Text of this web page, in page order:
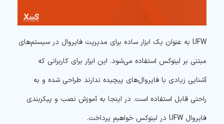
UFW به عنوان یک ابزار ساده برای مدیریت فایروال در سیستم‌های
مبتنی بر لینوکس استفاده می‌شود. این ابزار برای کاربرانی که
آشنایی زیادی با فایروال‌های پیچیده ندارند طراحی شده و به
راحتی قابل استفاده است. در اینجا به آموزش نصب و پیکربندی
فایروال UFW در لینوکس خواهیم پرداخت.